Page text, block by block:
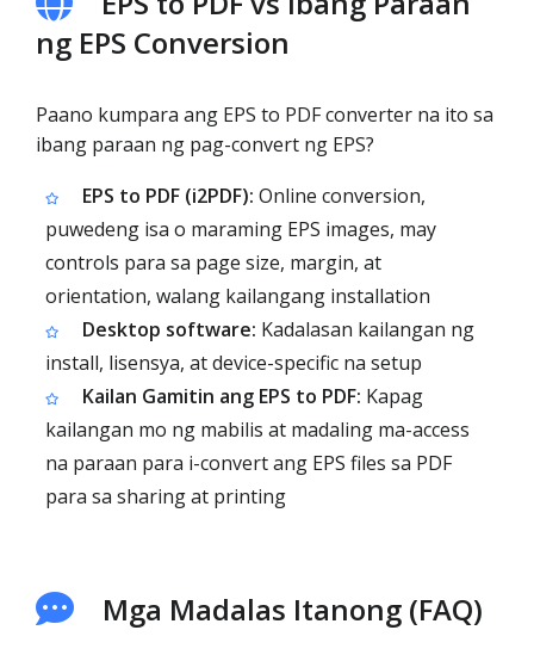
ng EPS Conversion
Paano kumpara ang EPS to PDF converter na ito sa
ibang paraan ng pag-convert ng EPS?
EPS to PDF (i2PDF): Online conversion,
puwedeng isa o maraming EPS images, may
controls para sa page size, margin, at
orientation, walang kailangang installation
Desktop software: Kadalasan kailangan ng
install, lisensya, at device-specific na setup
Kailan Gamitin ang EPS to PDF: Kapag
kailangan mo ng mabilis at madaling ma-access
na paraan para i-convert ang EPS files sa PDF
para sa sharing at printing
Mga Madalas Itanong (FAQ)